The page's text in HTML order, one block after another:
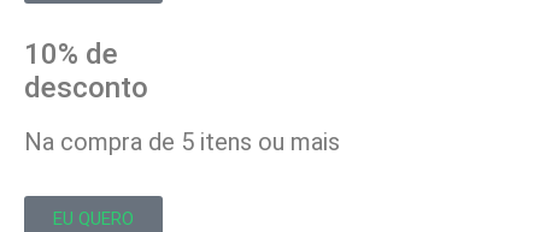
10% de
desconto
Na compra de 5 itens ou mais
EU QUERO